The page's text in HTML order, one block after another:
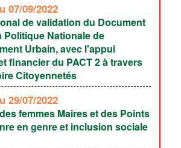
07/09/2022
de validation du Document
Politique Nationale de
Urbain, avec l'appui
financier du PACT 2 à travers
Citoyennetés
29/07/2022
femmes Maires et des Points
en genre et inclusion sociale